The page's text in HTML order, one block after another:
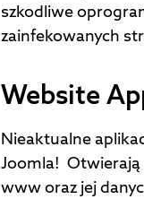
szkodliwe
zainfekowanych
Website
Nieaktualne
Joomla!
www oraz jej